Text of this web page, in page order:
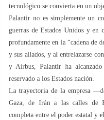
tecnológico se convierta en un
Palantir no es simplemente un
guerras de Estados Unidos y
profundamente en la “cadena de
y sus aliados, y al entrelazarse
y Airbus, Palantir ha
reservado a los Estados nación.
La trayectoria de la empresa
Gaza, de Irán a las calles de
completa entre el poder estatal y